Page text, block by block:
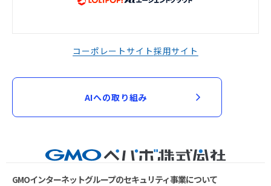
コーポレートサイト採用サイト
AIへの取り組み
GMOインターネットグループのセキュリティ事業について